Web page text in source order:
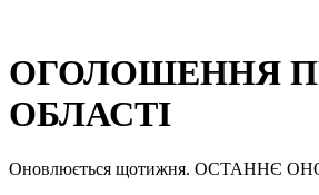
ОГОЛОШЕННЯ
ОБЛАСТІ
Оновлюється щотижня. ОСТАННЄ